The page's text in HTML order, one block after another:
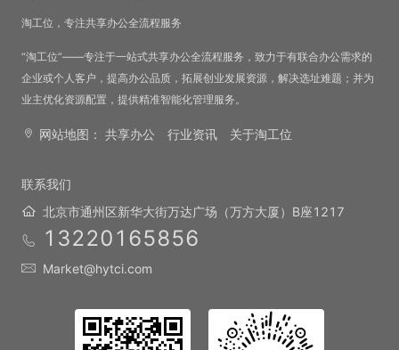
淘工位，专注共享办公全流程服务
“淘工位”——专注于一站式共享办公全流程服务，致力于有联合办公需求的
企业或个人客户，提高办公品质，拓展创业发展资源，解决选址难题；并为
业主优化资源配置，提供精准智能化管理服务。
网站地图： 共享办公 行业资讯 关于淘工位
联系我们
北京市通州区新华大街万达广场（万方大厦）B座1217
13220165856
Market@hytci.com